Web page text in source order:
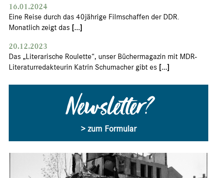
16.01.2024
Eine Reise durch das 40jährige Filmschaffen der DDR.
Monatlich zeigt das [...]
20.12.2023
Das „Literarische Roulette“, unser Büchermagazin mit MDR-
Literaturredakteurin Katrin Schumacher gibt es [...]
Newsletter?
> zum Formular